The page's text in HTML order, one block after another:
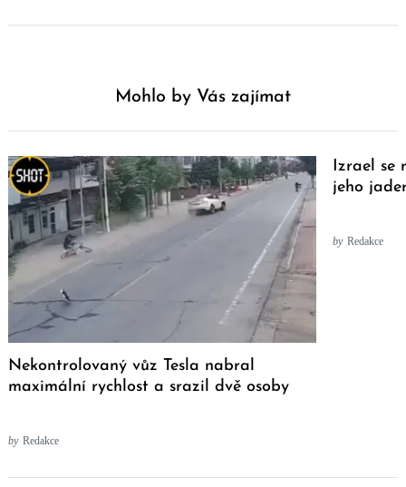
Mohlo by Vás zajímat
Nekontrolovaný vůz Tesla nabral
maximální rychlost a srazil dvě osoby
by Redakce
Izrael
jeho
by Redakce